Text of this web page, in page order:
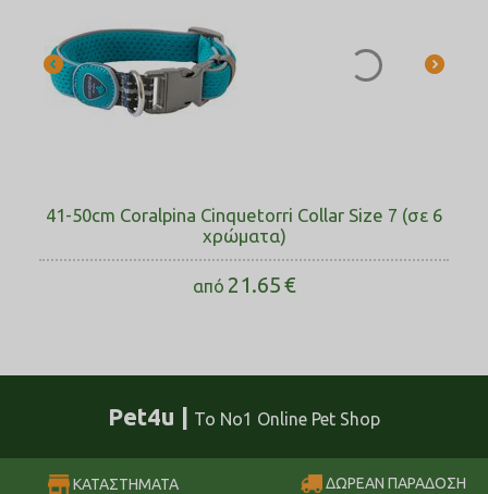
41-50cm Coralpina Cinquetorri Collar Size 7 (σε 6
χρώματα)
από 21.65€
Pet4u | Το No1 Online Pet Shop
ΚΑΤΑΣΤΗΜΑΤΑ ΔΩΡΕΑΝ ΠΑΡΑΔΟΣΗ